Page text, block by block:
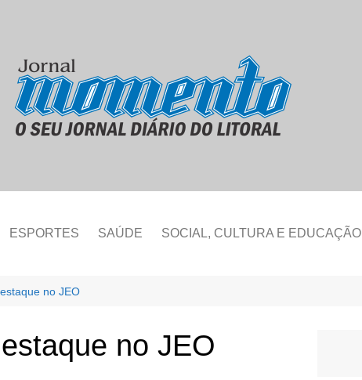
ESPORTES SAÚDE SOCIAL, CULTURA E EDUCAÇÃO
no JEO
no JEO